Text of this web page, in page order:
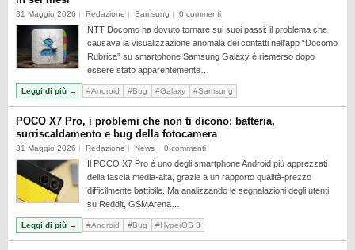
31 Maggio 2026 Redazione Samsung 0 commenti
NTT Docomo ha dovuto tornare sui suoi passi: il problema che
causava la visualizzazione anomala dei contatti nell’app “Docomo
Rubrica” su smartphone Samsung Galaxy è riemerso dopo
essere stato apparentemente…
Leggi di più → #Android #Bug #Galaxy #Samsung
POCO X7 Pro, i problemi che non ti dicono: batteria,
surriscaldamento e bug della fotocamera
31 Maggio 2026 Redazione News 0 commenti
Il POCO X7 Pro è uno degli smartphone Android più apprezzati
della fascia media-alta, grazie a un rapporto qualità-prezzo
difficilmente battibile. Ma analizzando le segnalazioni degli utenti
su Reddit, GSMArena…
Leggi di più → #Android #Bug #HyperOS 3